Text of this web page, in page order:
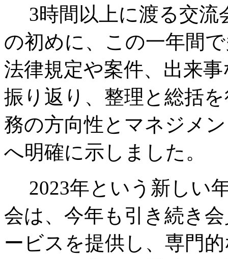
3時間以上に渡る交流
の初めに、この一年間
法律規定や案件、出来
振り返り、整理と総括
務の方向性とマネジメ
へ明確に示しました。
2023年という新しい
会は、今年も引き続き
ービスを提供し、専門